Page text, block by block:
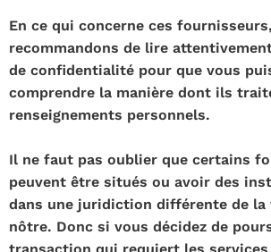
En ce qui concerne ces
recommandons de lire
de confidentialité pour que vous
comprendre la manière dont ils
renseignements personnels.
Il ne faut pas oublier que certains
peuvent être situés ou avoir des
dans une juridiction différente de la
nôtre. Donc si vous décidez de